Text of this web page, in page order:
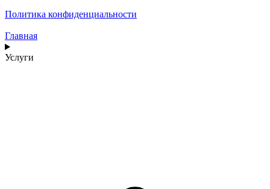
Политика конфиденциальности
Главная
Услуги